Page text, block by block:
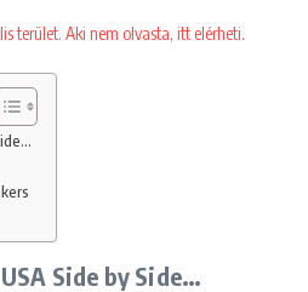
terület. Aki nem olvasta, itt elérheti.
Side by Side…